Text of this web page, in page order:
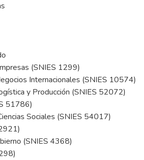
(SNIES 1299)
Internacionales (SNIES 10574)
y Producción (SNIES 52072)
51786)
Sociales (SNIES 54017)
(SNIES 4368)